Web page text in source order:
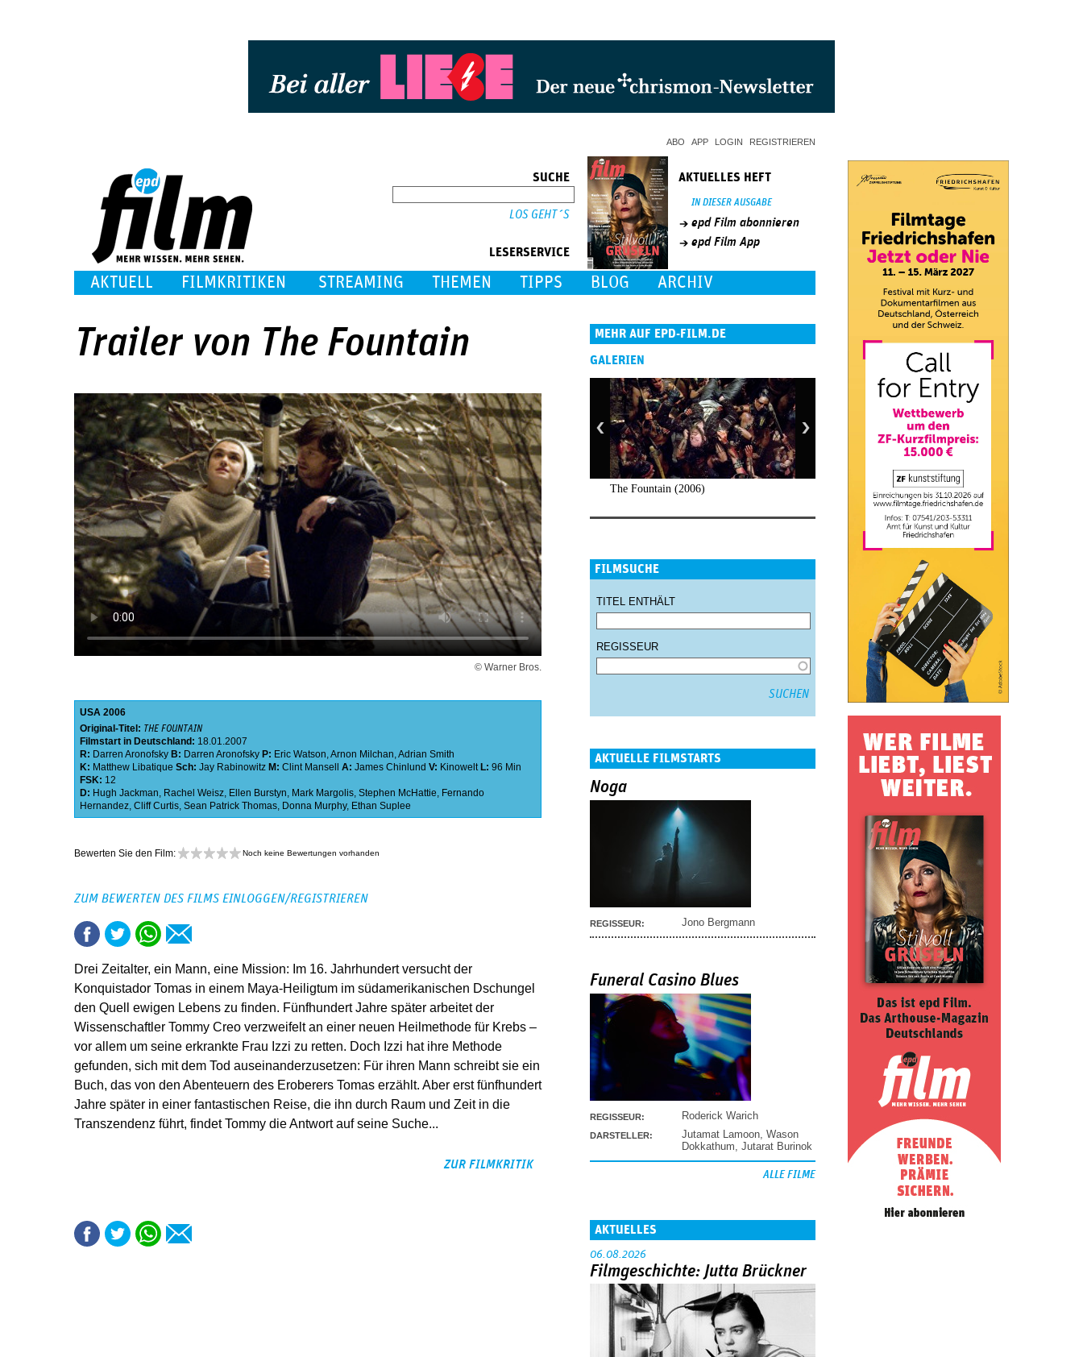
ABO APP LOGIN REGISTRIEREN
SUCHE
LESERSERVICE
AKTUELLES HEFT
IN DIESER AUSGABE
epd Film abonnieren
epd Film App
AKTUELL FILMKRITIKEN STREAMING THEMEN TIPPS BLOG ARCHIV
Trailer von The Fountain
© Warner Bros.
USA 2006
Original-Titel: THE FOUNTAIN
Filmstart in Deutschland: 18.01.2007
R: Darren Aronofsky B: Darren Aronofsky P: Eric Watson,Arnon Milchan,Adrian Smith
K: Matthew Libatique Sch: Jay Rabinowitz M: Clint Mansell A: James Chinlund V: Kinowelt L: 96 Min
FSK: 12
D: Hugh Jackman, Rachel Weisz, Ellen Burstyn, Mark Margolis, Stephen McHattie, Fernando
Hernandez, Cliff Curtis, Sean Patrick Thomas, Donna Murphy, Ethan Suplee
Bewerten Sie den Film: Noch keine Bewertungen vorhanden
ZUM BEWERTEN DES FILMS EINLOGGEN/REGISTRIEREN
Drei Zeitalter, ein Mann, eine Mission: Im 16. Jahrhundert versucht der
Konquistador Tomas in einem Maya-Heiligtum im südamerikanischen Dschungel
den Quell ewigen Lebens zu finden. Fünfhundert Jahre später arbeitet der
Wissenschaftler Tommy Creo verzweifelt an einer neuen Heilmethode für Krebs –
vor allem um seine erkrankte Frau Izzi zu retten. Doch Izzi hat ihre Methode
gefunden, sich mit dem Tod auseinanderzusetzen: Für ihren Mann schreibt sie ein
Buch, das von den Abenteuern des Eroberers Tomas erzählt. Aber erst fünfhundert
Jahre später in einer fantastischen Reise, die ihn durch Raum und Zeit in die
Transzendenz führt, findet Tommy die Antwort auf seine Suche...
ZUR FILMKRITIK
MEHR AUF EPD-FILM.DE
GALERIEN
The Fountain (2006)
FILMSUCHE
TITEL ENTHÄLT
REGISSEUR
AKTUELLE FILMSTARTS
Noga
REGISSEUR: Jono Bergmann
Funeral Casino Blues
REGISSEUR: Roderick Warich
DARSTELLER: Jutamat Lamoon Wason
Dokkathum Jutarat Burinok
ALLE FILME
AKTUELLES
06.08.2026
Filmgeschichte: Jutta Brückner